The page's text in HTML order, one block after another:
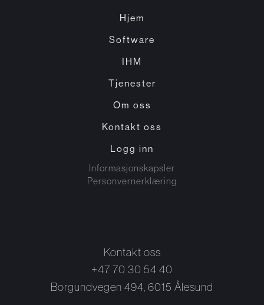
Kontakt oss
+47 70 30 54 40
Borgundvegen 494, 6015 Ålesund
Hjem
Software
IHM
Tjenester
Om oss
Kontakt oss
Logg inn
Informasjonskapsler
Personvernerklæring